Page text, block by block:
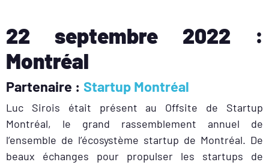
22 septembre 2022 :
Montréal
Partenaire : Startup Montréal
Luc Sirois était présent au Offsite de Startup
Montréal, le grand rassemblement annuel de
l’ensemble de l’écosystème startup de Montréal. De
beaux échanges pour propulser les startups de